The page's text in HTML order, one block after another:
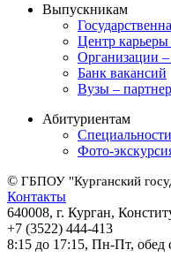
Выпускникам
Центр карьеры
Организации
Банк вакансий
Вузы –
Абитуриентам
Специальности
Фото-
© ГБПОУ "Курганский
Контакты
640008, г. Курган,
+7 (3522) 444-413
8:15 до 17:15, Пн-Пт, обед